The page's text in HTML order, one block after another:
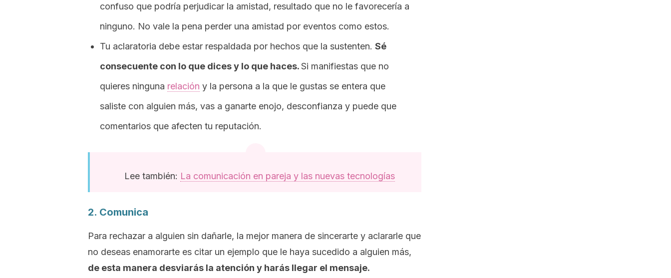
confuso que podría perjudicar la amistad, resultado que no le favorecería a
ninguno. No vale la pena perder una amistad por eventos como estos.
Tu aclaratoria debe estar respaldada por hechos que la sustenten. Sé
consecuente con lo que dices y lo que haces.Si manifiestas que no
quieres ninguna relación y la persona a la que le gustas se entera que
saliste con alguien más, vas a ganarte enojo, desconfianza y puede que
comentarios que afecten tu reputación.
Lee también: La comunicación en pareja y las nuevas tecnologías
2. Comunica
Para rechazar a alguien sin dañarle, la mejor manera de sincerarte y aclararle que
no deseas enamorarte es citar un ejemplo que le haya sucedido a alguien más,
de esta manera desviarás la atención y harás llegar el mensaje.